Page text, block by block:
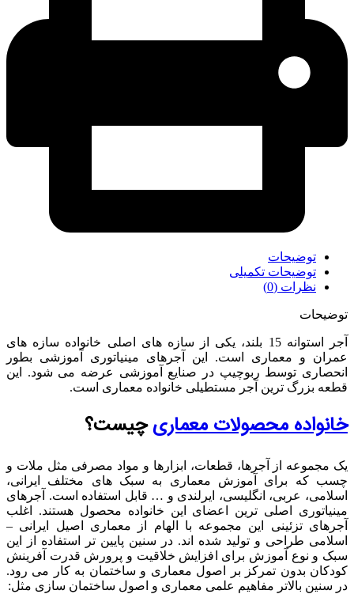
توضیحات
توضیحات تکمیلی
نظرات (0)
توضیحات
آجر استوانه 15 بلند، یکی از سازه های اصلی خانواده سازه های
عمران و معماری است. این آجرهای مینیاتوری آموزشی بطور
انحصاری توسط ربوچیپ در صنایع آموزشی عرضه می شود. این
قطعه بزرگ ترین آجر مستطیلی خانواده معماری است.
خانواده محصولات معماریچیست؟
یک مجموعه از آجرها، قطعات، ابزارها و مواد مصرفی مثل ملات و
چسب که برای آموزش معماری به سبک های مختلف ایرانی،
اسلامی، عربی، انگلیسی، ایرلندی و … قابل استفاده است. آجرهای
مینیاتوری اصلی ترین اعضای این خانواده محصول هستند. اغلب
آجرهای تزئینی این مجموعه با الهام از معماری اصیل ایرانی –
اسلامی طراحی و تولید شده اند. در سنین پایین تر استفاده از این
سبک و نوع آموزش برای افزایش خلاقیت و پرورش قدرت آفرینش
کودکان بدون تمرکز بر اصول معماری و ساختمان به کار می رود.
در سنین بالاتر مفاهیم علمی معماری و اصول ساختمان سازی مثل: